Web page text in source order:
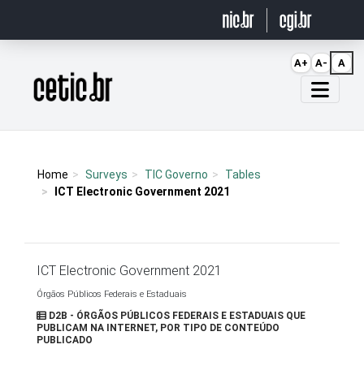
Página inicial
Home Surveys TIC Governo
Tables
ICT Electronic Government 2021
ICT Electronic Government 2021
Órgãos Públicos Federais e Estaduais
D2B - ÓRGÃOS PÚBLICOS FEDERAIS E ESTADUAIS QUE
PUBLICAM NA INTERNET, POR TIPO DE CONTEÚDO
PUBLICADO
A+ A- A